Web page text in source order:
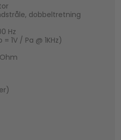
dobbeltretning
Hz
1V / Pa @ 1KHz)